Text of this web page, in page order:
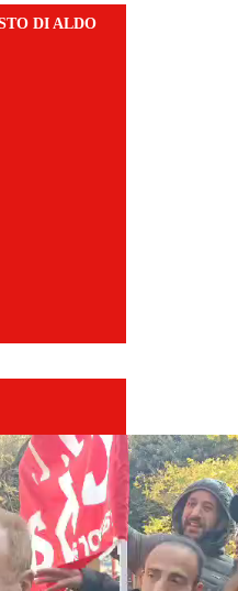
DI ALDO